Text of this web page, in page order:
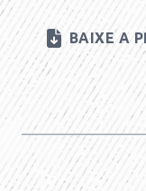
BAIXE A